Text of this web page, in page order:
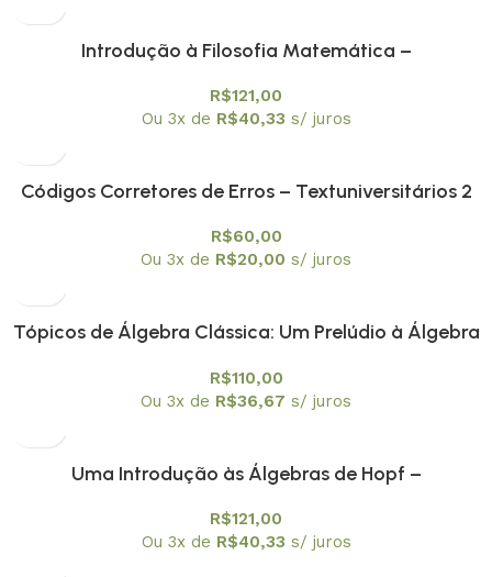
Introdução à Filosofia Matemática –
R$121,00
Ou 3x de R$40,33 s/ juros
Códigos Corretores de Erros – Textuniversitários 2
R$60,00
Ou 3x de R$20,00 s/ juros
Tópicos de Álgebra Clássica: Um Prelúdio à Álgebra
R$110,00
Ou 3x de R$36,67 s/ juros
Uma Introdução às Álgebras de Hopf –
R$121,00
Ou 3x de R$40,33 s/ juros